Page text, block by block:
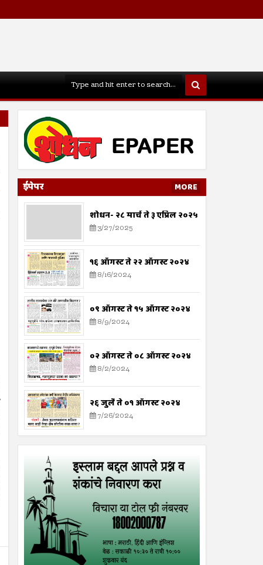
ईपेपर MORE
शोधन- २८ मार्च ते ३ एप्रिल २०२५
3/27/2025
१६ ऑगस्ट ते २२ ऑगस्ट २०२४
8/16/2024
०९ ऑगस्ट ते १५ ऑगस्ट २०२४
8/9/2024
०२ ऑगस्ट ते ०८ ऑगस्ट २०२४
8/2/2024
२६ जुलै ते ०१ ऑगस्ट २०२४
7/26/2024